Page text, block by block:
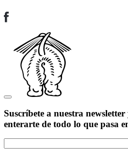
Suscríbete a nuestra
enterarte de todo lo que pasa